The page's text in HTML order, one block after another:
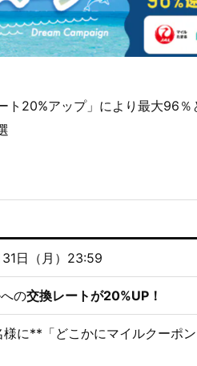
20%アップ」により最大96％
日（月）23:59
の交換レートが20%UP！
に**「どこかにマイルクーポ